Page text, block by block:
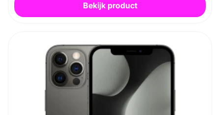
Bekijk product